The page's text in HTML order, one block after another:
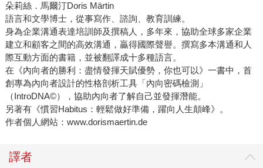
朵莉絲．馬爾汀Doris Märtin
語言和文學博士，從事寫作、諮詢、教育訓練。
身為企業溝通表達培訓師及撰稿人，多年來，協助全球多家企業
建立和顧客之間的高效溝通，贏得國際聲譽。撰寫多本溝通和人
際互動方面的書籍，並被翻譯成十多種語言。
在《內向者的勝利：盡情發揮天賦優勢，你也可以》一書中，首
創專為內向者設計的性格剖析工具「內向密碼檢測」
（IntroDNA©），協助內向者了解自己並發揮潛能。
另著有《慣習Habitus：輕鬆做好準備，躍向人生顛峰》。
作者個人網站：www.dorismaertin.de
譯者